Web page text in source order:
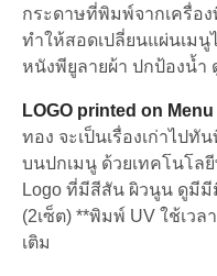
กระดาษที่พิมพ์จากเครื่อ
ทำให้สอดเปลี่ยนแผ่นเมนู
หนังพียูลายผ้า ปกป้องน้ำ
LOGO printed on
ทอง จะเป็นเรื่องเก่าไปทั
บนปกเมนู ด้วยเทคโนโล
Logo ที่มีสีสัน ผิวนูน ดูมีมี
(2เซ็ต) **พิมพ์ UV ใช้เว
เติม